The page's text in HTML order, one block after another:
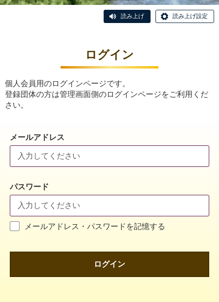
読み上げ 読み上げ設定
ログイン
個人会員用のログインページです。
登録団体の方は管理画面側のログインページをご利用くだ
さい。
メールアドレス
パスワード
メールアドレス・パスワードを記憶する
ログイン